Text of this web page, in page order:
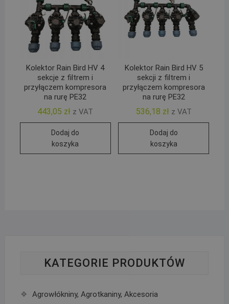
Kolektor Rain Bird HV 4
sekcje z filtrem i
przyłączem kompresora
na rurę PE32
443,05 zł z VAT
Dodaj do
koszyka
Kolektor Rain Bird HV 5
sekcji z filtrem i
przyłączem kompresora
na rurę PE32
536,18 zł z VAT
Dodaj do
koszyka
KATEGORIE PRODUKTÓW
Agrowłókniny, Agrotkaniny, Akcesoria